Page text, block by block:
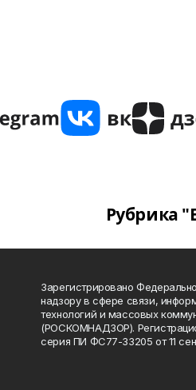
Рубрика
Зарегистрировано
надзору в сфере связи,
технологий и массовых
(РОСКОМНАДЗОР).
серия ПИ ФС77-33205 от 11